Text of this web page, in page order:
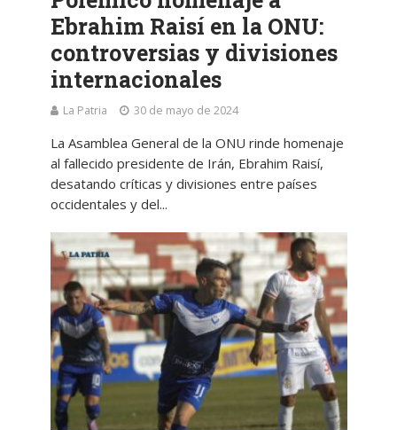
Ebrahim Raisí en la ONU:
controversias y divisiones
internacionales
La Patria 30 de mayo de 2024
La Asamblea General de la ONU rinde homenaje
al fallecido presidente de Irán, Ebrahim Raisí,
desatando críticas y divisiones entre países
occidentales y del...